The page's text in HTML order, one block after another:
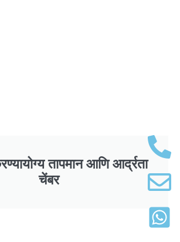
तापमान आणि आर्द्रता
चेंबर